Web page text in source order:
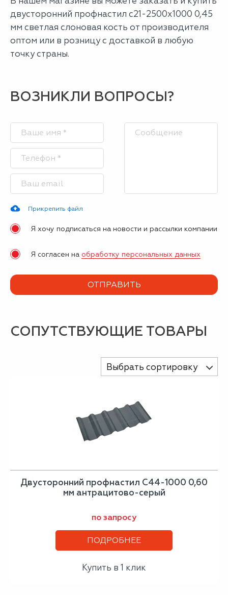
двусторонний профнастил с21-2500х1000 0,45
мм светлая слоновая кость от производителя
оптом или в розницу с доставкой в любую
точку страны.
ВОЗНИКЛИ ВОПРОСЫ?
Прикрепить файл
Я хочу подписаться на новости и рассылки компании
Я согласен на обработку персональных данных
СОПУТСТВУЮЩИЕ ТОВАРЫ
Выбрать сортировку
Двусторонний профнастил С44-1000 0,60
мм антрацитово-серый
по запросу
ПОДРОБНЕЕ
Купить в 1 клик